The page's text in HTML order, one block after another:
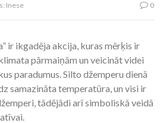
Inese 0
ir ikgadēja akcija, kuras mērķis ir
pārmaiņām un veicināt videi
paradumus. Silto džemperu dienā
samazināta temperatūra, un visi ir
tādējādi arī simboliskā veidā